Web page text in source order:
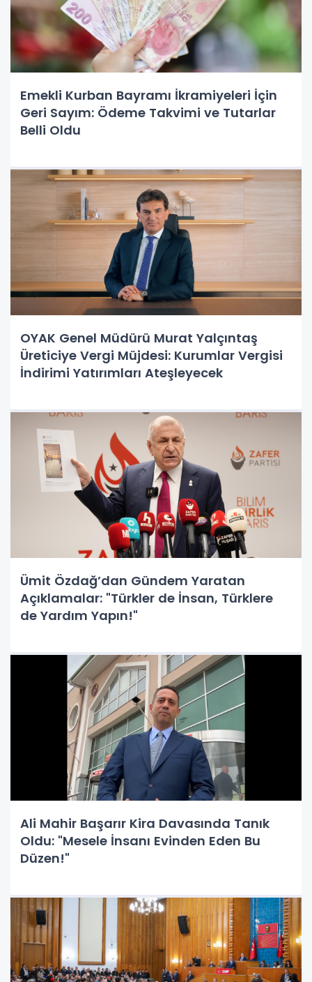
Emekli Kurban Bayramı İkramiyeleri İçin
Geri Sayım: Ödeme Takvimi ve Tutarlar
Belli Oldu
OYAK Genel Müdürü Murat Yalçıntaş
Üreticiye Vergi Müjdesi: Kurumlar Vergisi
İndirimi Yatırımları Ateşleyecek
Ümit Özdağ’dan Gündem Yaratan
Açıklamalar: "Türkler de İnsan, Türklere
de Yardım Yapın!"
Ali Mahir Başarır Kira Davasında Tanık
Oldu: "Mesele İnsanı Evinden Eden Bu
Düzen!"